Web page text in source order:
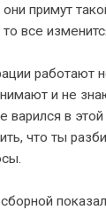
примут
все
работают
и не
варился в
что ты